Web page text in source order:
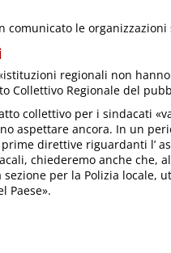
comunicato le organizzazioni
regionali non
Collettivo Regionale del
collettivo per i sindacati
aspettare ancora. In un
direttive riguardanti l’
chiederemo anche che,
sezione per la Polizia
Paese».